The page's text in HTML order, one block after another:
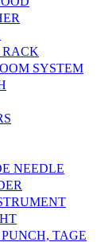
SYSTEM
NEEDLE
TAGE